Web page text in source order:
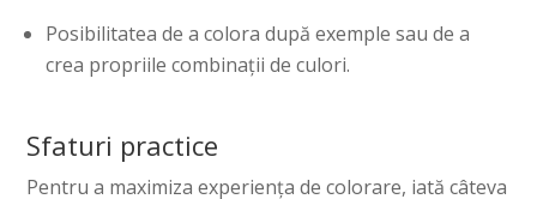
Posibilitatea de a colora după exemple sau de a
crea propriile combinații de culori.
Sfaturi practice
Pentru a maximiza experiența de colorare, iată câteva